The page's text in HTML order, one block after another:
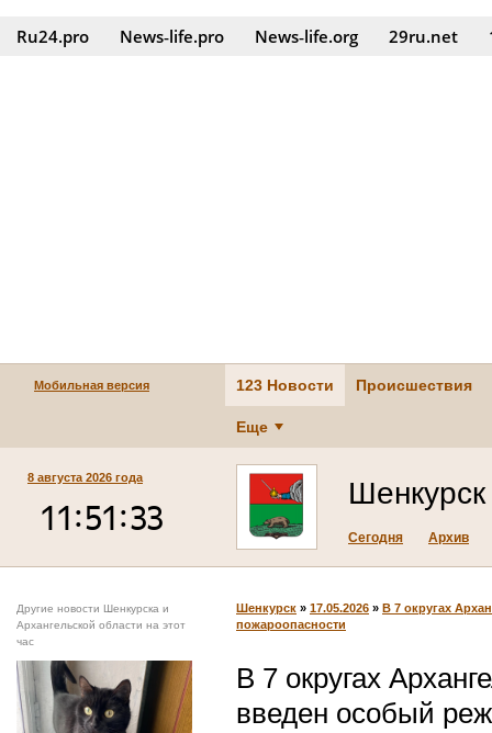
Ru24.pro News‑life.pro News‑life.org 29ru.net
Мобильная версия 123 Новости Происшествия
Еще
8 августа 2026 года Шенкурск
Сегодня Архив
Другие новости Шенкурска и
Архангельской области на этот
час
Шенкурск » 17.05.2026 » В 7 округах
пожароопасности
В 7 округах
введен особый